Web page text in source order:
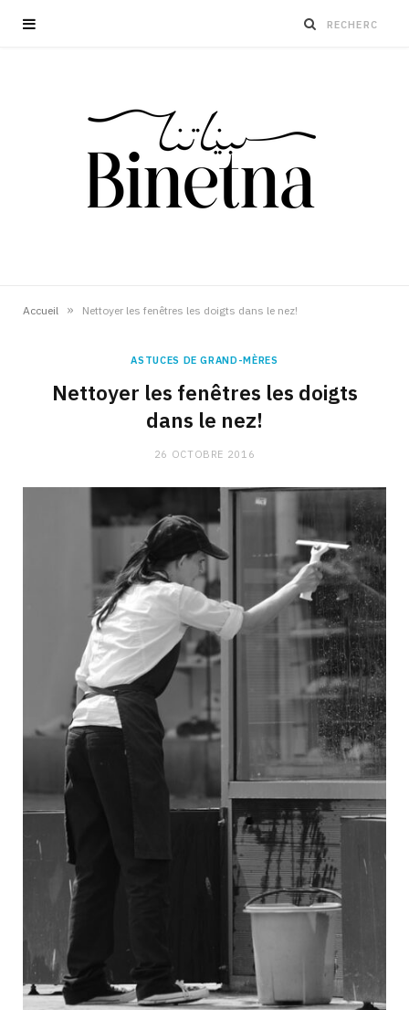
Accueil » Nettoyer les fenêtres les doigts dans le nez!
ASTUCES DE GRAND-MÈRES
Nettoyer les fenêtres les doigts
dans le nez!
26 OCTOBRE 2016